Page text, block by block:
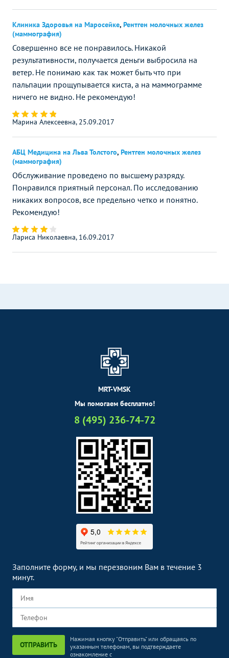
Клиника Здоровья на Маросейке, Рентген молочных желез
(маммография)
Совершенно все не понравилось. Никакой
результативности, получается деньги выбросила на
ветер. Не понимаю как так может быть что при
пальпации прощупывается киста, а на маммограмме
ничего не видно. Не рекомендую!
Марина Алексеевна, 25.09.2017
АБЦ Медицина на Льва Толстого, Рентген молочных желез
(маммография)
Обслуживание проведено по высшему разряду.
Понравился приятный персонал. По исследованию
никаких вопросов, все предельно четко и понятно.
Рекомендую!
Лариса Николаевна, 16.09.2017
MRT-VMSK
Мы помогаем бесплатно!
8 (495) 236-74-72
Заполните форму, и мы перезвоним Вам в течение 3
минут.
ОТПРАВИТЬ
Нажимая кнопку "Отправить" или обращаясь по
указанным телефонам, вы подтверждаете
ознакомление с